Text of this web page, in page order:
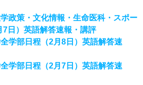
政策・文化情報・生命医科・スポー
7日）英語解答速報・講評
学部日程（2月8日）英語解答速
学部日程（2月7日）英語解答速